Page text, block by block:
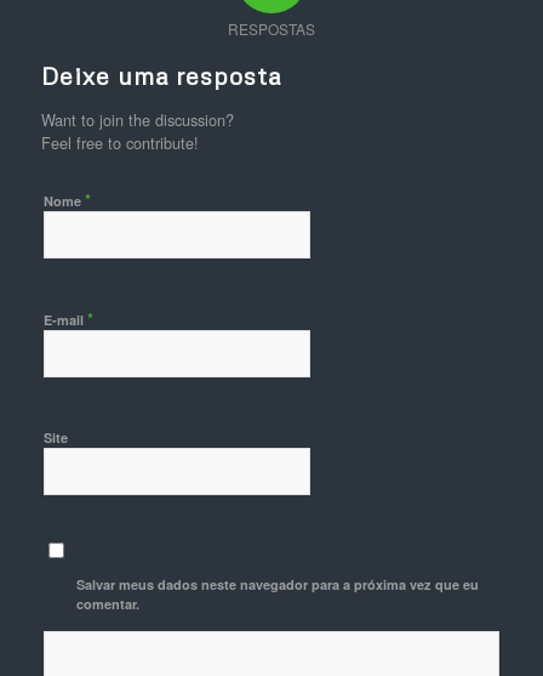
RESPOSTAS
Deixe uma resposta
Want to join the discussion?
Feel free to contribute!
Nome *
E-mail *
Site
Salvar meus dados neste navegador para a próxima vez que eu
comentar.